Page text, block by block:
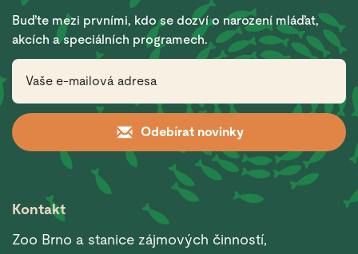
Buďte mezi prvními, kdo se dozví o narození mláďat,
akcích a speciálních programech.
Odebírat novinky
Kontakt
Zoo Brno a stanice zájmových činností,